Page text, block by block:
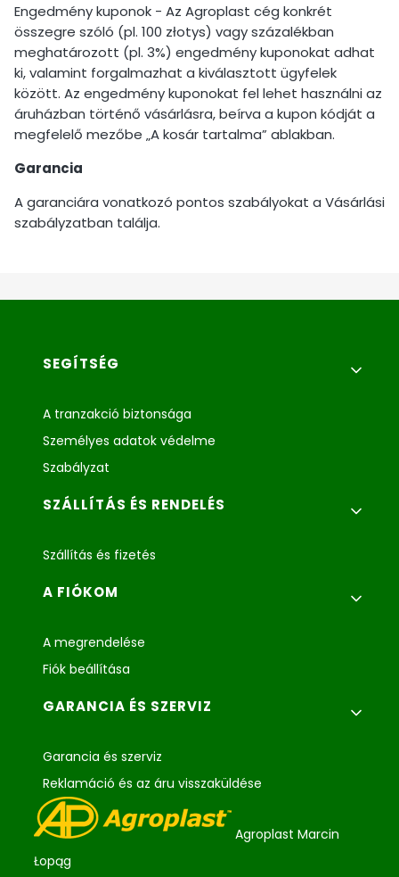
Engedmény kuponok - Az Agroplast cég konkrét
összegre szóló (pl. 100 złotys) vagy százalékban
meghatározott (pl. 3%) engedmény kuponokat adhat
ki, valamint forgalmazhat a kiválasztott ügyfelek
között. Az engedmény kuponokat fel lehet használni az
áruházban történő vásárlásra, beírva a kupon kódját a
megfelelő mezőbe „A kosár tartalma” ablakban.
Garancia
A garanciára vonatkozó pontos szabályokat a Vásárlási
szabályzatban találja.
Lábléc menü
SEGÍTSÉG
A tranzakció biztonsága
Személyes adatok védelme
Szabályzat
SZÁLLÍTÁS ÉS RENDELÉS
Szállítás és fizetés
A FIÓKOM
A megrendelése
Fiók beállítása
GARANCIA ÉS SZERVIZ
Garancia és szerviz
Reklamáció és az áru visszaküldése
Agroplast Marcin
Łopąg